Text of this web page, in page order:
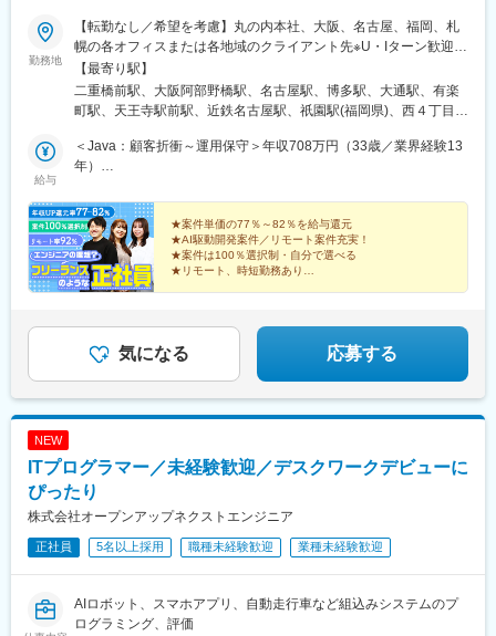
勤務地
【転勤なし／希望を考慮】丸の内本社、大阪、名古屋、福岡、札
幌の各オフィスまたは各地域のクライアント先※U・Iターン歓迎■
丸の内本社東京都千代田区丸の内二丁目6番1号 丸の内パークビ
ルディング6F◎各線「東京駅」直結、各線「二重橋前駅」 徒歩1
分■大阪オフィス大阪府大阪市阿倍野区阿倍野筋1-1-43 あべのハ
結／近鉄南大阪線「大阪阿倍野橋駅」直結■名古屋オフィス愛知県
名古屋市中村区名駅1-1-1 JPタワー名古屋21F◎JR・名鉄・近
岡市博多区博多駅中央街8-1 JRJP博多ビル3F◎JR・地下鉄「博多
駅」直結■札幌オフィス北海道札幌市中央区大通西1-14-2 桂和大
通ビル50 9F◎地下鉄「大通駅」「さっぽろ駅」 徒歩7分、JR「札
幌駅」徒歩9分※受動喫煙対策：オフィス内禁煙
【最寄り駅】
二重橋前駅、大阪阿部野橋駅、名古屋駅、博多駅、大通駅、有楽
町駅、天王寺駅前駅、近鉄名古屋駅、祇園駅(福岡県)、西４丁目
給与
＜Java：顧客折衝～運用保守＞年収708万円（33歳／業界経験13
年）
界経験8年）
★案件単価の77％～82％を給与還元
★AI駆動開発案件／リモート案件充実！
★案件は100％選択制・自分で選べる
★リモート、時短勤務あり
気になる 応募する
NEW
ITプログラマー／未経験歓迎／デスクワークデビューに
ぴったり
株式会社オープンアップネクストエンジニア
正社員 5名以上採用 職種未経験歓迎 業種未経験歓迎
AIロボット、スマホアプリ、自動走行車など組込みシステムのプ
ログラミング、評価